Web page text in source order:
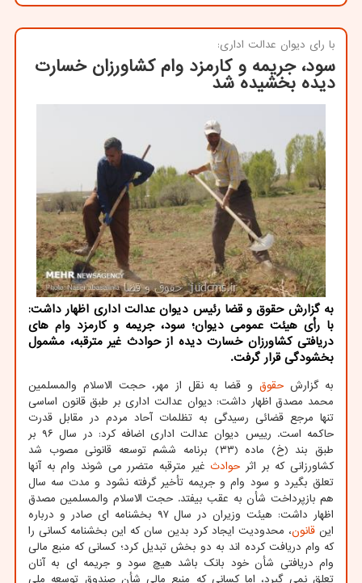
با رای دیوان عدالت اداری:
سود، جریمه و كارمزد وام كشاورزان خسارت
دیده بخشیده شد
به گزارش حقوق و قضا رئیس دیوان عدالت اداری اظهار داشت:
با رأی هیئت عمومی دیوان؛ سود، جریمه و کارمزد وام های
دریافتی کشاورزان خسارت دیده از حوادث غیر مترقبه، مشمول
بخشودگی قرار گرفت.
به گزارش حقوقو قضا به نقل از مهر، حجت الاسلام والمسلمین
محمد مصدق اظهار داشت: دیوان عدالت اداری بر طبق قانون اساسی
تنها مرجع قضائی رسیدگی به تظلمات آحاد مردم در مقابل قدرت
حاکمه است. رییس دیوان عدالت اداری اضافه کرد: در سال ۹۶ بر
طبق بند (خ) ماده (۳۳) برنامه ششم توسعه قانونی مصوب شد
کشاورزانی که بر اثر حوادث غیر مترقبه متضرر می شوند وام به آنها
تعلق بگیرد و سود وام و جریمه تأخیر گرفته نشود و مدت سه سال
هم بازپرداخت شأن به عقب بیفتد. حجت الاسلام والمسلمین مصدق
اظهار داشت: هیئت وزیران در سال ۹۷ بخشنامه ای صادر و درباره
اینقانون، محدودیت ایجاد کرد بدین سان که این بخشنامه کسانی را
که وام دریافت کرده اند به دو بخش تبدیل کرد؛ کسانی که منبع مالی
وام دریافتی شأن خود بانک باشد هیچ سود و جریمه ای به آنان
تعلق نمی گیرد، اما کسانی که منبع مالی شأن صندوق توسعه ملی